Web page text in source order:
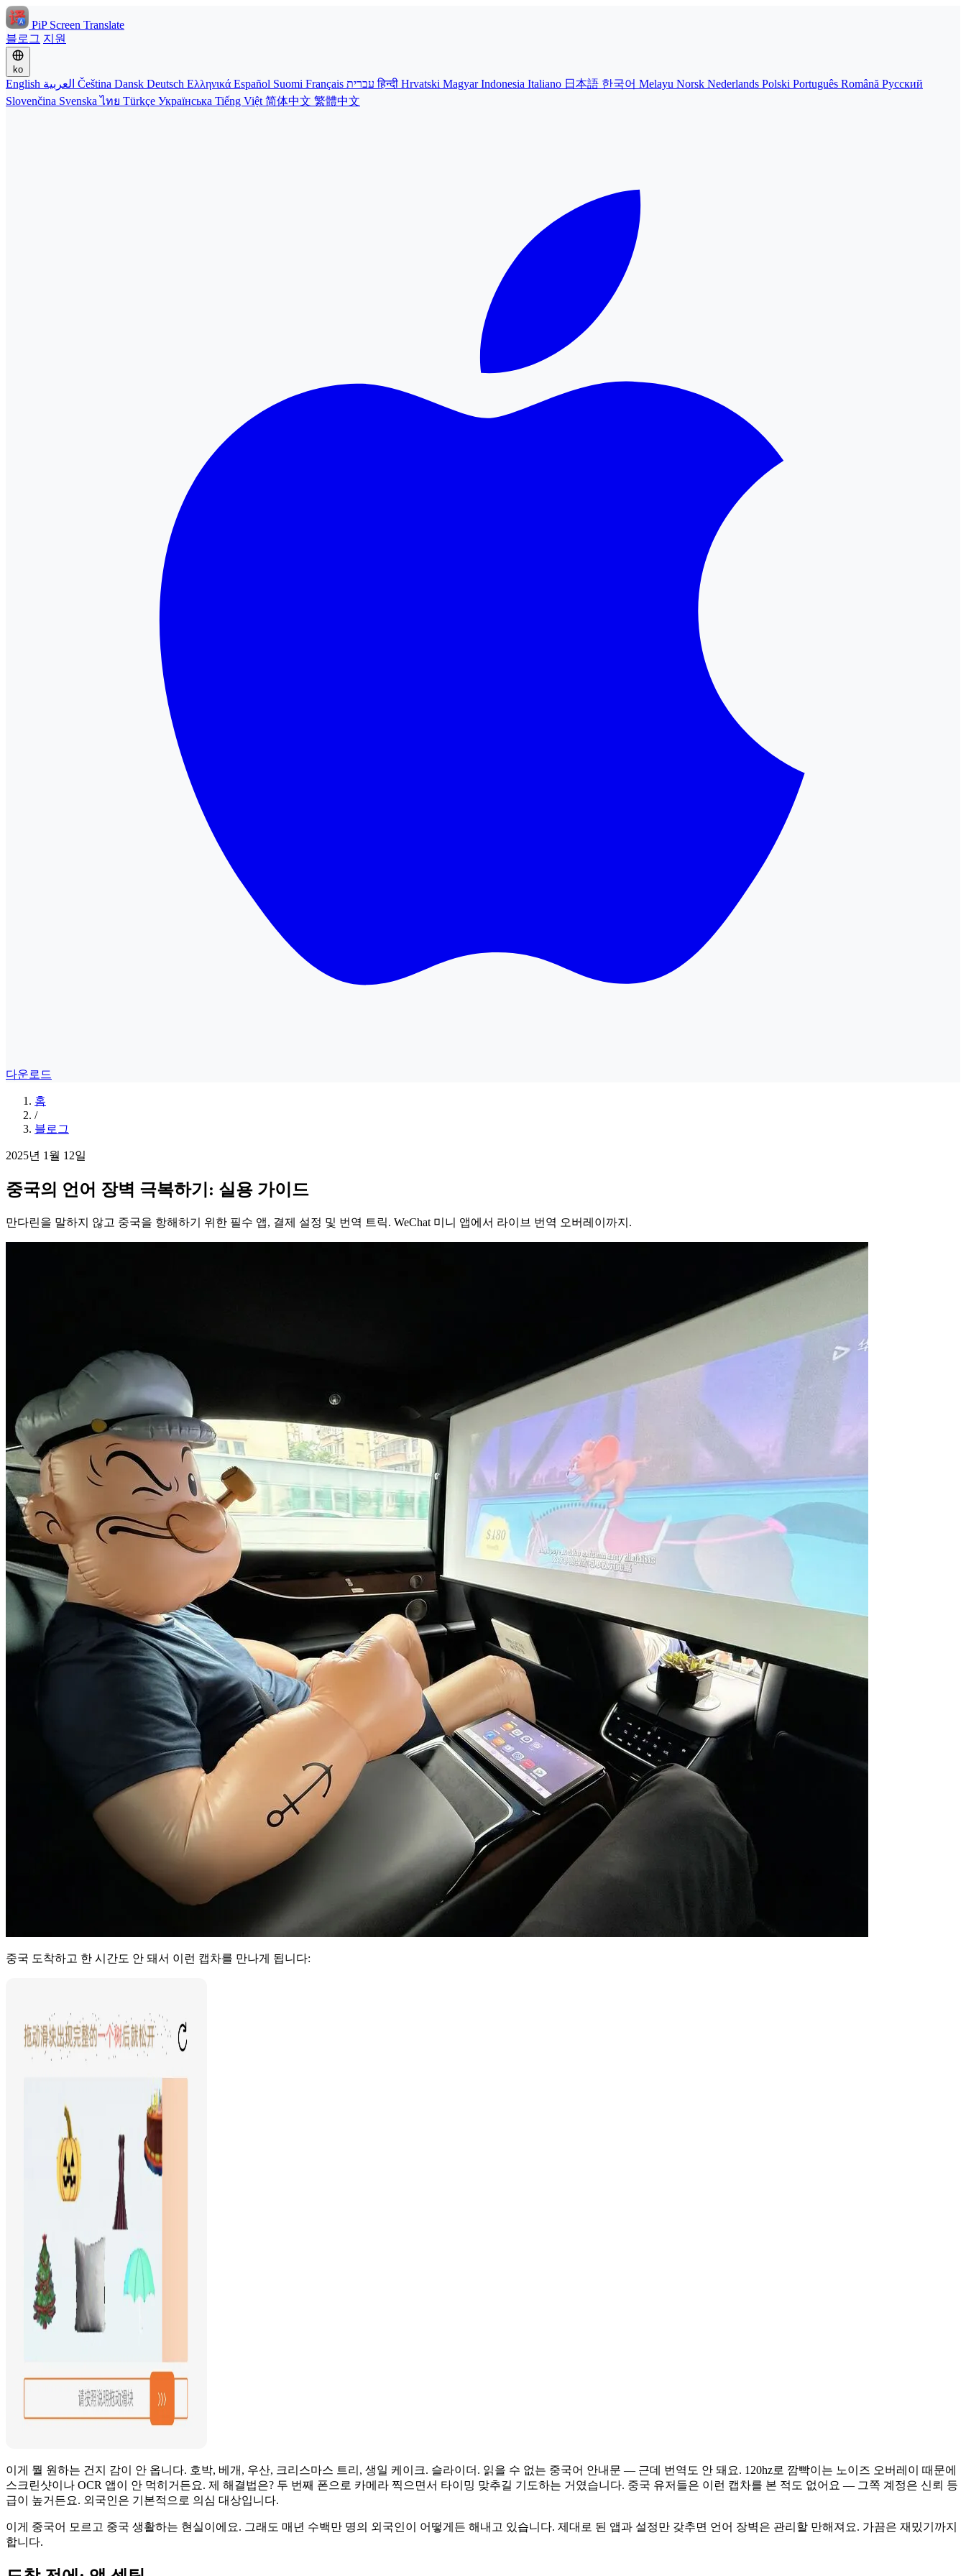
PiP Screen Translate
블로그 지원
ko
English Čeština Dansk Deutsch Ελληνικά Español Suomi Français עבריתहिन्दी Hrvatski MagyarIndonesia Italiano 日本語 한국어 Melayu Norsk Nederlands Polski Português Română Русский
Slovenčina Svenskaไทย Türkçe Українська Tiếng Việt 简体中文 繁體中文
다운로드
홈
/
블로그
2025년 1월 12일
중국의 언어 장벽 극복하기: 실용 가이드
만다린을 말하지 않고 중국을 항해하기 위한 필수 앱, 결제 설정 및 번역 트릭. WeChat 미니 앱에서 라이브 번역 오버레이까지.
중국 도착하고 한 시간도 안 돼서 이런 캡차를 만나게 됩니다:
이게 뭘 원하는 건지 감이 안 옵니다. 호박, 베개, 우산, 크리스마스 트리, 생일 케이크. 슬라이더. 읽을 수 없는 중국어 안내문 — 근데 번역도 안 돼요. 120hz로 깜빡이는 노이즈 오버레이 때문에
스크린샷이나 OCR 앱이 안 먹히거든요. 제 해결법은? 두 번째 폰으로 카메라 찍으면서 타이밍 맞추길 기도하는 거였습니다. 중국 유저들은 이런 캡차를 본 적도 없어요 — 그쪽 계정은 신뢰 등
급이 높거든요. 외국인은 기본적으로 의심 대상입니다.
이게 중국어 모르고 중국 생활하는 현실이에요. 그래도 매년 수백만 명의 외국인이 어떻게든 해내고 있습니다. 제대로 된 앱과 설정만 갖추면 언어 장벽은 관리할 만해져요. 가끔은 재밌기까지
합니다.